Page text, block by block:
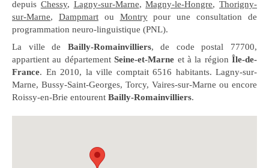
depuis Chessy, Lagny-sur-Marne,Magny-le-Hongre, Thorigny-
sur-Marne, Dampmartou Montrypour une consultation de
programmation neuro-linguistique (PNL).
La ville de Bailly-Romainvilliers, de code postal 77700,
appartient au départementSeine-et-Marne et à la région Île-de-
France. En 2010, la ville comptait 6516 habitants. Lagny-sur-
Marne, Bussy-Saint-Georges, Torcy, Vaires-sur-Marne ou encore
Roissy-en-Brie entourent Bailly-Romainvilliers.